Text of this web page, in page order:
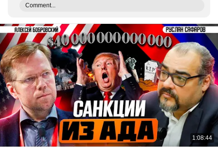
Comment...
1:08:44